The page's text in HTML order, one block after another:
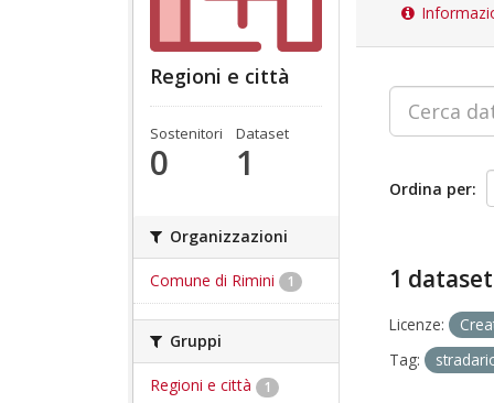
Regioni e città
Sostenitori
0
Dataset
1
Organizzazioni
Comune di Rimini 1
Gruppi
Regioni e città 1
Ordina per
1
Licenze:
Tag: